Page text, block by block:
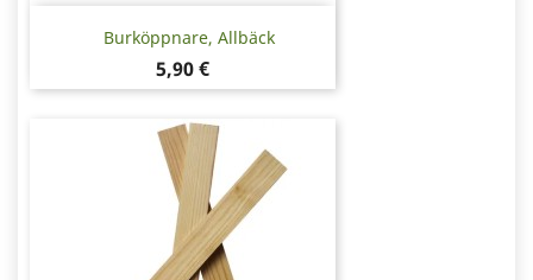
Burköppnare, Allbäck
Pris
5,90 €